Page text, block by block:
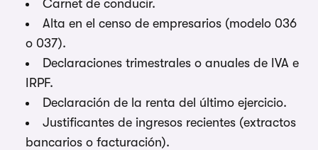
Carnet de conducir.
Alta en el censo de empresarios (modelo 036
o 037).
Declaraciones trimestrales o anuales de IVA e
IRPF.
Declaración de la renta del último ejercicio.
Justificantes de ingresos recientes (extractos
bancarios o facturación).